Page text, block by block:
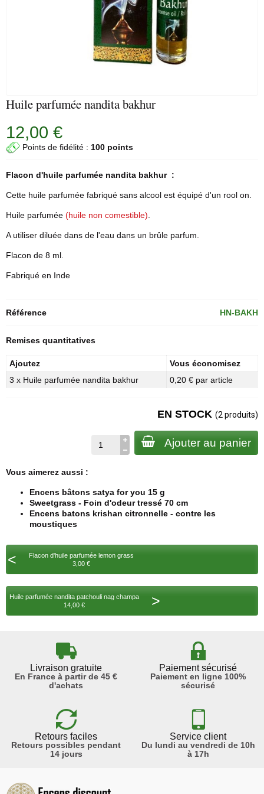
Huile parfumée nandita bakhur
12,00 €
Points de fidélité : 100 points
Flacon d'huile parfumée nandita bakhur :
Cette huile parfumée fabriqué sans alcool est équipé d'un rool on.
Huile parfumée (huile non comestible)
A utiliser diluée dans de l'eau dans un brûle parfum.
Flacon de 8 ml.
Fabriqué en Inde
Référence HN-BAKH
Remises quantitatives
Ajoutez
Vous économisez
3 x Huile parfumée nandita bakhur
0,20 € par article
EN STOCK (2 produits)
Ajouter au panier
Vous aimerez aussi :
Encens bâtons satya for you 15 g
Sweetgrass - Foin d'odeur tressé 70 cm
Encens batons krishan citronnelle - contre les
moustiques
<
Flacon d'huile parfumée lemon grass
3,00 €
Huile parfumée nandita patchouli nag champa
14,00 €
>
Livraison gratuite
En France à partir de 45 €
d'achats
Paiement sécurisé
Paiement en ligne 100%
sécurisé
Retours faciles
Retours possibles pendant
14 jours
Service client
Du lundi au vendredi de 10h
à 17h